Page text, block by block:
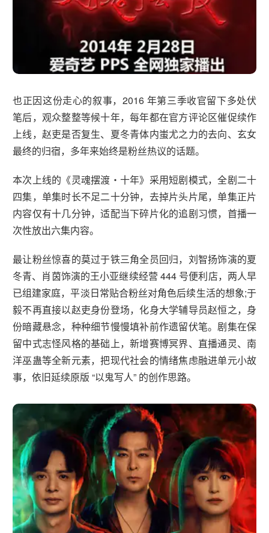
也正因这份走心的叙事，2016 年第三季收官留下多处伏
笔后，观众整整等候十年，每年都在官方评论区催促续作
上线，赵吏是否复生、夏冬青体内蚩尤之力的去向、玄女
最终的归宿，多年来始终是粉丝热议的话题。
本次上线的《灵魂摆渡・十年》采用短剧模式，全剧二十
四集，单集时长不足二十分钟，去掉片头片尾，单集正片
内容仅有十几分钟，适配当下碎片化的追剧习惯，首播一
次性放出六集内容。
最让粉丝惊喜的莫过于铁三角全员回归，刘智扬饰演的夏
冬青、肖茵饰演的王小亚继续经营 444 号便利店，两人早
已组建家庭，平淡日常贴合粉丝对角色后续生活的想象;于
毅不再直接以赵吏身份登场，化身大学辅导员赵恒之，身
份暗藏悬念，种种细节慢慢填补前作遗留伏笔。剧集在保
留中式志怪风格的基础上，新增赛博冥界、直播通灵、南
洋巫蛊等全新元素，把现代社会的情绪焦虑融进单元小故
事，依旧延续原版 “以鬼写人” 的创作思路。